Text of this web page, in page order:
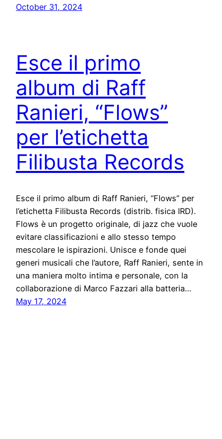
October 31, 2024
Esce il primo
album di Raff
Ranieri, “Flows”
per l’etichetta
Filibusta Records
Esce il primo album di Raff Ranieri, “Flows” per
l’etichetta Filibusta Records (distrib. fisica IRD).
Flows è un progetto originale, di jazz che vuole
evitare classificazioni e allo stesso tempo
mescolare le ispirazioni. Unisce e fonde quei
generi musicali che l’autore, Raff Ranieri, sente in
una maniera molto intima e personale, con la
collaborazione di Marco Fazzari alla batteria…
May 17, 2024